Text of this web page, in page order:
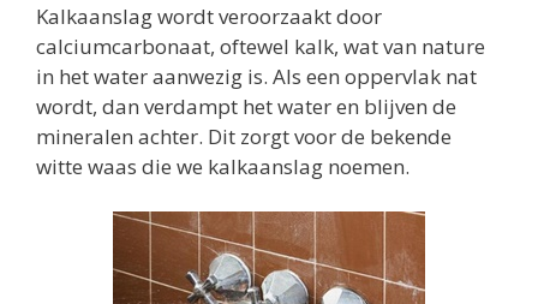
Kalkaanslag wordt veroorzaakt door
calciumcarbonaat, oftewel kalk, wat van nature
in het water aanwezig is. Als een oppervlak nat
wordt, dan verdampt het water en blijven de
mineralen achter. Dit zorgt voor de bekende
witte waas die we kalkaanslag noemen.